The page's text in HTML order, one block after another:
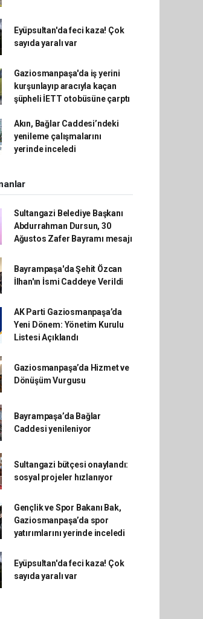
Eyüpsultan'da feci kaza! Çok
sayıda yaralı var
Gaziosmanpaşa'da iş yerini
kurşunlayıp aracıyla kaçan
şüpheli İETT otobüsüne çarptı
Akın, Bağlar Caddesi’ndeki
yenileme çalışmalarını
yerinde inceledi
Sultangazi Belediye Başkanı
Abdurrahman Dursun, 30
Ağustos Zafer Bayramı mesajı
Bayrampaşa'da Şehit Özcan
İlhan'ın İsmi Caddeye Verildi
AK Parti Gaziosmanpaşa’da
Yeni Dönem: Yönetim Kurulu
Listesi Açıklandı
Gaziosmanpaşa’da Hizmet ve
Dönüşüm Vurgusu
Bayrampaşa’da Bağlar
Caddesi yenileniyor
Sultangazi bütçesi onaylandı:
sosyal projeler hızlanıyor
Gençlik ve Spor Bakanı Bak,
Gaziosmanpaşa’da spor
yatırımlarını yerinde inceledi
Eyüpsultan'da feci kaza! Çok
sayıda yaralı var